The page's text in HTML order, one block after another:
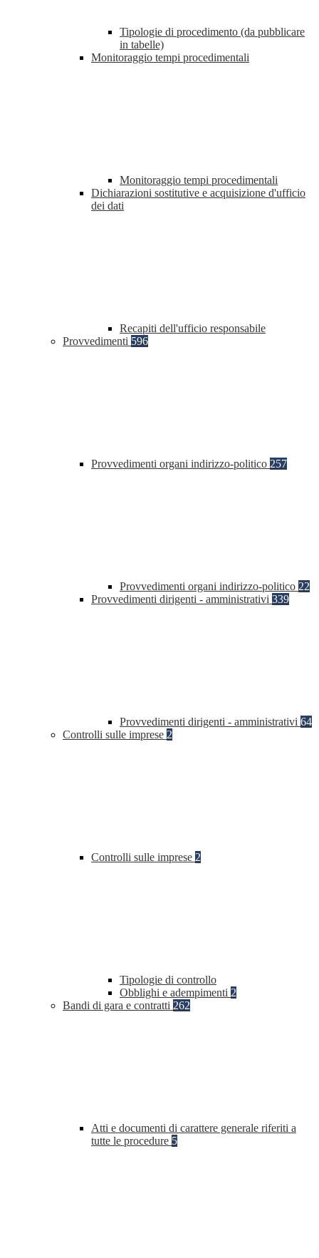
Tipologie di procedimento (da pubblicare
in tabelle)
Monitoraggio tempi procedimentali
Monitoraggio tempi procedimentali
Dichiarazioni sostitutive e acquisizione d'ufficio
dei dati
Recapiti dell'ufficio responsabile
Provvedimenti 596
Provvedimenti organi indirizzo-politico 257
Provvedimenti organi indirizzo-politico 22
Provvedimenti dirigenti - amministrativi 339
Provvedimenti dirigenti - amministrativi 64
Controlli sulle imprese 2
Controlli sulle imprese 2
Tipologie di controllo
Obblighi e adempimenti 2
Bandi di gara e contratti 262
Atti e documenti di carattere generale riferiti a
tutte le procedure 5